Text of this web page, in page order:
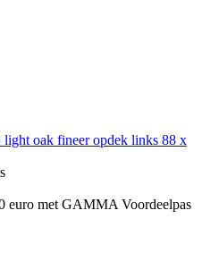
oak fineer opdek links 88 x
euro met GAMMA Voordeelpas